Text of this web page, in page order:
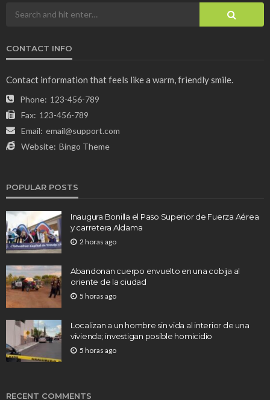
CONTACT INFO
Contact information that feels like a warm, friendly smile.
Phone: 123-456-789
Fax: 123-456-789
Email: email@support.com
Website: Bingo Theme
POPULAR POSTS
Inaugura Bonilla el Paso Superior de Fuerza Aérea
y carretera Aldama
2 horas ago
Abandonan cuerpo envuelto en una cobija al
oriente de la ciudad
5 horas ago
Localizan a un hombre sin vida al interior de una
vivienda; investigan posible homicidio
5 horas ago
RECENT COMMENTS